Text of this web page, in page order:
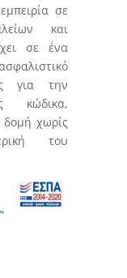
σε
και
σε ένα
για την
κώδικα,
δομή χωρίς
του